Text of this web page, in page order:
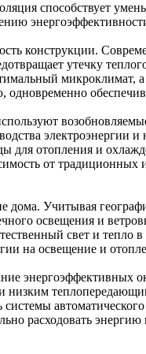
способствует
конструкции.
утечку
микроклимат,
одновременно
электроэнергии и
для отопления и
от
Учитывая
освещения и
свет и тепло
на освещение и
энергоэффективных
низким
расходовать